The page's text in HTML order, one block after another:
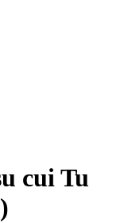
cui Tu